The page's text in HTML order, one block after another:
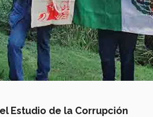
Estudio de la Corrupción